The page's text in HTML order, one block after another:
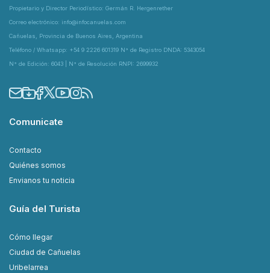
Propietario y Director Periodístico: Germán R. Hergenrether
Correo electrónico: info@infocanuelas.com
Cañuelas, Provincia de Buenos Aires, Argentina
Teléfono / Whatsapp: +54 9 2226 601319 N° de Registro DNDA: 5343054
N° de Edición: 6043 | N° de Resolución RNPI: 2699932
Comunicate
Contacto
Quiénes somos
Envianos tu noticia
Guía del Turista
Cómo llegar
Ciudad de Cañuelas
Uribelarrea